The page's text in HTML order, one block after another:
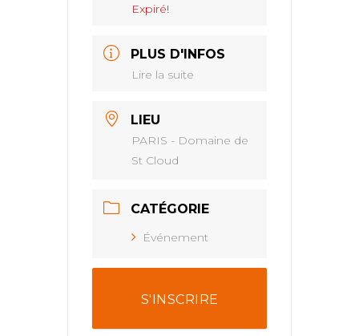
Expiré!
PLUS D'INFOS
Lire la suite
LIEU
PARIS - Domaine de
St Cloud
CATÉGORIE
Événement
S'INSCRIRE